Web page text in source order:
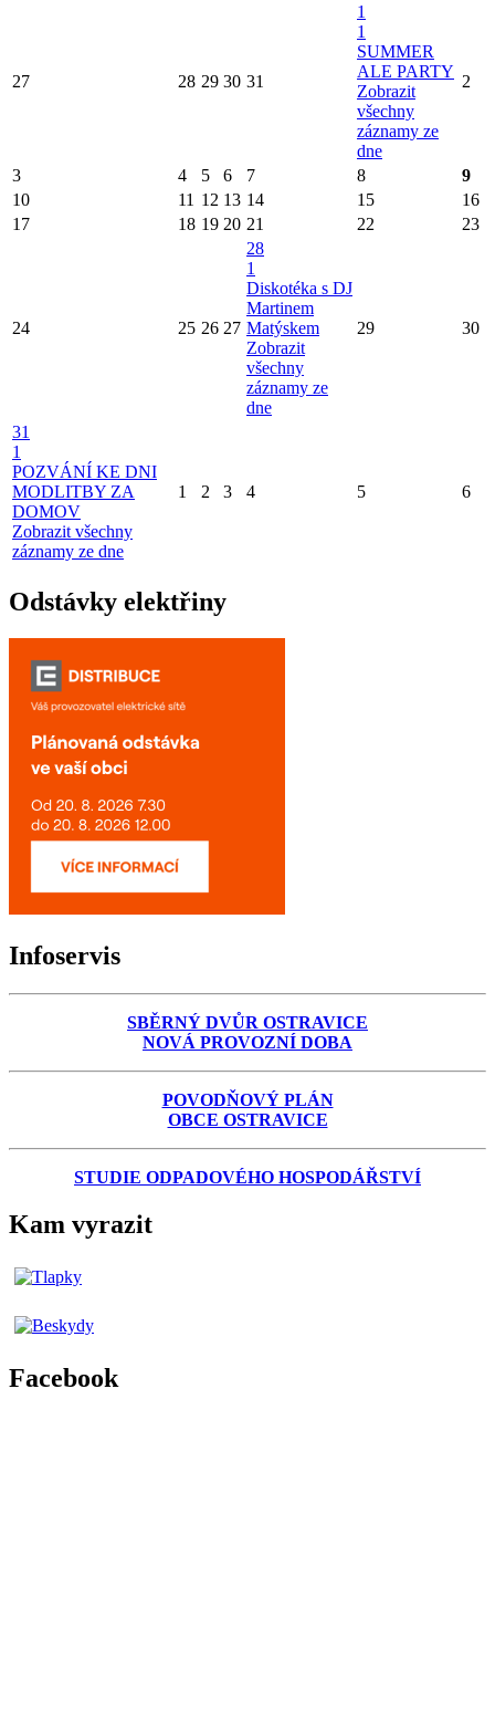
27 28 29 30 31
1
1
SUMMER
ALE PARTY
Zobrazit
všechny
záznamy ze
dne
2
3 4 5 6 7 8
9
10
11 12 13 14 15
16
17
18 19 20 21 22 23
24 25 26 27
28
1
Diskotéka s DJ
Martinem
Matýskem
Zobrazit
všechny
záznamy ze
dne
29 30
31
1
POZVÁNÍ KE DNI
MODLITBY ZA
DOMOV
Zobrazit všechny
záznamy ze dne
1 2 3 4 5 6
Odstávky elektřiny
Infoservis
SBĚRNÝ DVŮR OSTRAVICE
NOVÁ PROVOZNÍ DOBA
POVODŇOVÝ PLÁN
OBCE OSTRAVICE
STUDIE ODPADOVÉHO HOSPODÁŘSTVÍ
Kam vyrazit
Facebook